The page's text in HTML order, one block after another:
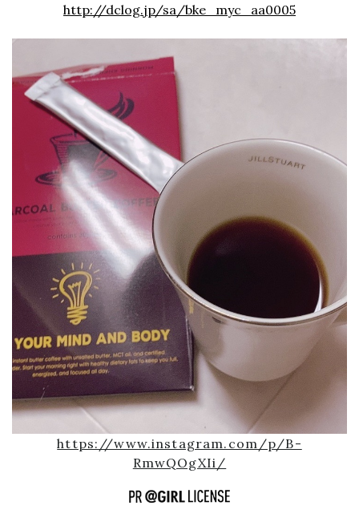
http://dclog.jp/sa/bke_myc_aa0005
https://www.instagram.com/p/B-
RmwQOgXIi/